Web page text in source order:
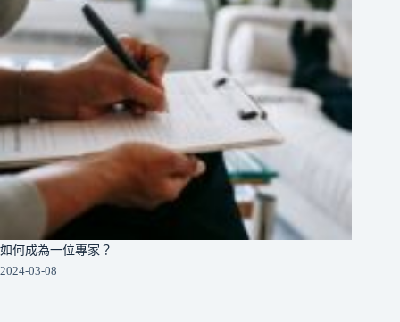
如何成為一位專家？
2024-03-08